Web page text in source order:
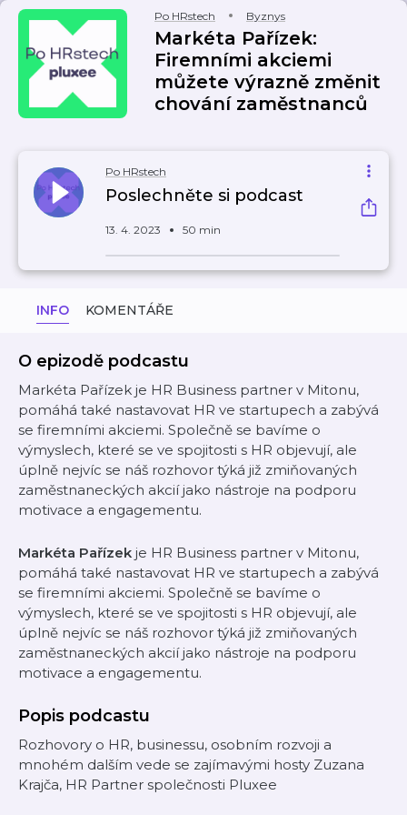
Po HRstech Byznys
Markéta Pařízek:
Firemními akciemi
můžete výrazně změnit
chování zaměstnanců
Po HRstech
Poslechněte si podcast
13. 4. 2023 50 min
INFO KOMENTÁŘE
O epizodě podcastu
Markéta Pařízek je HR Business partner v Mitonu,
pomáhá také nastavovat HR ve startupech a zabývá
se firemními akciemi. Společně se bavíme o
výmyslech, které se ve spojitosti s HR objevují, ale
úplně nejvíc se náš rozhovor týká již zmiňovaných
zaměstnaneckých akcií jako nástroje na podporu
motivace a engagementu.
Markéta Pařízek je HR Business partner v Mitonu,
pomáhá také nastavovat HR ve startupech a zabývá
se firemními akciemi. Společně se bavíme o
výmyslech, které se ve spojitosti s HR objevují, ale
úplně nejvíc se náš rozhovor týká již zmiňovaných
zaměstnaneckých akcií jako nástroje na podporu
motivace a engagementu.
Popis podcastu
Rozhovory o HR, businessu, osobním rozvoji a
mnohém dalším vede se zajímavými hosty Zuzana
Krajča, HR Partner společnosti Pluxee